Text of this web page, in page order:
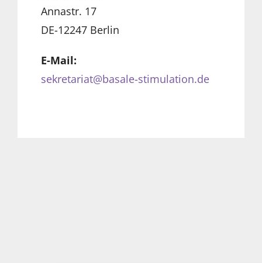
Annastr. 17
DE-12247 Berlin
E-Mail:
sekretariat@basale-stimulation.de